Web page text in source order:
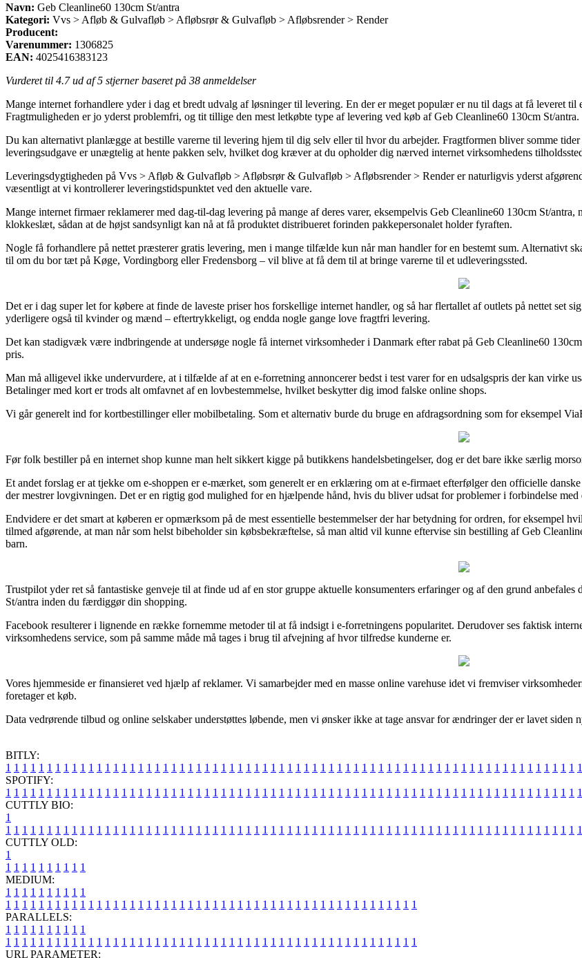
Navn: Geb Cleanline60 130cm St/antra
Kategori: Vvs > Afløb & Gulvafløb > Afløbsrør & Gulvafløb > Afløbsrender > Render
Producent:
Varenummer: 1306825
EAN: 4025416383123
Vurderet til 4.7ud af 5 stjerner baseret på 38 anmeldelser
Mange internet forhandlere yder i dag et bredt udvalg af løsninger til levering. En der er meget populær er nu til dags at få leveret
Fragtmuligheden er jo yderst problemfri, og tit tillige den mest letkøbte type af levering ved køb af Geb Cleanline60 130cm St/antra.
Du kan alternativt planlægge at bestille varerne til levering hjem til dig selv eller til hvor du arbejder. Fragtformen bliver somme
leveringsudgave er unægtelig at hente pakken selv, hvilket dog kræver at du opholder dig nærved internet virksomhedens
Leveringsdygtigheden på Vvs > Afløb & Gulvafløb > Afløbsrør & Gulvafløb > Afløbsrender > Render er naturligvis yderst
væsentligt at vi kontrollerer leveringstidspunktet ved den aktuelle vare.
Mange internet firmaer reklamerer med dag-til-dag levering på mange af deres varer, eksempelvis Geb Cleanline60 130cm St/
klokkeslæt, sådan at de højst sandsynligt kan nå at få produktet distribueret forinden pakkepersonalet holder fyraften.
Nogle få forhandlere på nettet præsterer gratis levering, men i mange tilfælde kun når man handler for en bestemt sum. Alternativt
til om du bor tæt på Køge, Vordingborg eller Fredensborg – vil blive at få dem til at bringe varerne til et udleveringssted.
Det er i dag super let for købere at finde de laveste priser hos forskellige internet handler, og så har flertallet af outlets på nettet set
yderligere også til kvinder og mænd – eftertrykkeligt, og endda nogle gange love fragtfri levering.
Det kan stadigvæk være indbringende at undersøge nogle få internet virksomheder i Danmark efter rabat på Geb Cleanline60
pris.
Man må alligevel ikke undervurdere, at i tilfælde af at en e-forretning annoncerer bedst i test varer for en udsalgspris der kan
Betalinger med kort er trods alt omfavnet af en lovbestemmelse, hvilket beskytter dig imod falske online shops.
Vi går generelt ind for kortbestillinger eller mobilbetaling. Som et alternativ burde du bruge en afdragsordning som for eksempel
Før folk bestiller på en internet shop kunne man helt sikkert kigge på butikkens handelsbetingelser, dog er det bare ikke særlig
Et andet forslag er at tjekke om e-shoppen er e-mærket, som generelt er en erklæring om at e-firmaet efterfølger den officielle
der mestrer lovgivningen. Det er en rigtig god mulighed for en hjælpende hånd, hvis du bliver udsat for problemer i forbindelse med
Endvidere er det smart at køberen er opmærksom på de mest essentielle bestemmelser der har betydning for ordren, for eksempel
tilmed afgørende, at man når som helst bibeholder sin købsbekræftelse, så man altid vil kunne eftervise sin bestilling af Geb
barn.
Trustpilot yder ret så fantastiske genveje til at finde ud af en stor gruppe aktuelle konsumenters erfaringer og af den grund
St/antra inden du færdiggør din shopping.
Facebook resulterer i lignende en række fornemme metoder til at få indsigt i e-forretningens popularitet. Derudover ses faktisk
virksomhedens service, som på samme måde må tages i brug til afvejning af hvor tilfredse kunderne er.
Vores hjemmeside er finansieret ved hjælp af reklamer. Vi samarbejder med en masse online varehuse idet vi fremviser
foretager et køb.
Data vedrørende tilbud og online selskaber understøttes løbende, men vi ønsker ikke at tage ansvar for ændringer der er lavet siden
BITLY:
1 1 1 1 1 1 1 1 1 1 1 1 1 1 1 1 1 1 1 1 1 1 1 1 1 1 1 1 1 1 1 1 1 1 1 1 1 1 1 1 1 1 1 1 1 1 1 1 1 1 1 1 1 1 1 1 1 1 1 1 1 1 1 1 1 1 1 1 1 1
SPOTIFY:
1 1 1 1 1 1 1 1 1 1 1 1 1 1 1 1 1 1 1 1 1 1 1 1 1 1 1 1 1 1 1 1 1 1 1 1 1 1 1 1 1 1 1 1 1 1 1 1 1 1 1 1 1 1 1 1 1 1 1 1 1 1 1 1 1 1 1 1 1 1
CUTTLY BIO:
1
1 1 1 1 1 1 1 1 1 1 1 1 1 1 1 1 1 1 1 1 1 1 1 1 1 1 1 1 1 1 1 1 1 1 1 1 1 1 1 1 1 1 1 1 1 1 1 1 1 1 1 1 1 1 1 1 1 1 1 1 1 1 1 1 1 1 1 1 1 1
CUTTLY OLD:
1
1 1 1 1 1 1 1 1 1 1
MEDIUM:
1 1 1 1 1 1 1 1 1 1
1 1 1 1 1 1 1 1 1 1 1 1 1 1 1 1 1 1 1 1 1 1 1 1 1 1 1 1 1 1 1 1 1 1 1 1 1 1 1 1 1 1 1 1 1 1 1 1 1 1
PARALLELS:
1 1 1 1 1 1 1 1 1 1
1 1 1 1 1 1 1 1 1 1 1 1 1 1 1 1 1 1 1 1 1 1 1 1 1 1 1 1 1 1 1 1 1 1 1 1 1 1 1 1 1 1 1 1 1 1 1 1 1 1
URL PARAMETER: